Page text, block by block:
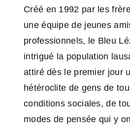
Créé en 1992 par les
une équipe de jeunes
professionnels, le Bleu
intrigué la population
attiré dès le premier jour
hétéroclite de gens de
conditions sociales, de
modes de pensée qui y